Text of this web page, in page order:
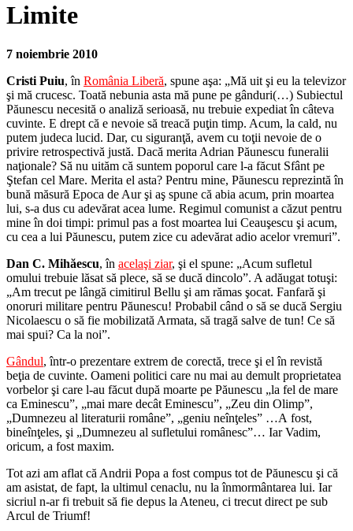
Limite
7 noiembrie 2010
Cristi Puiu, în România Liberă, spune aşa: „Mă uit şi eu la televizor
şi mă crucesc. Toată nebunia asta mă pune pe gânduri(…) Subiectul
Păunescu necesită o analiză serioasă, nu trebuie expediat în câteva
cuvinte. E drept că e nevoie să treacă puţin timp. Acum, la cald, nu
putem judeca lucid. Dar, cu siguranţă, avem cu toţii nevoie de o
privire retrospectivă justă. Dacă merita Adrian Păunescu funeralii
naţionale? Să nu uităm că suntem poporul care l-a făcut Sfânt pe
Ştefan cel Mare. Merita el asta? Pentru mine, Păunescu reprezintă în
bună măsură Epoca de Aur şi aş spune că abia acum, prin moartea
lui, s-a dus cu adevărat acea lume. Regimul comunist a căzut pentru
mine în doi timpi: primul pas a fost moartea lui Ceauşescu şi acum,
cu cea a lui Păunescu, putem zice cu adevărat adio acelor vremuri”.
Dan C. Mihăescu, în acelaşi ziar, şi el spune: „Acum sufletul
omului trebuie lăsat să plece, să se ducă dincolo”. A adăugat totuşi:
„Am trecut pe lângă cimitirul Bellu şi am rămas şocat. Fanfară şi
onoruri militare pentru Păunescu! Probabil când o să se ducă Sergiu
Nicolaescu o să fie mobilizată Armata, să tragă salve de tun! Ce să
mai spui? Ca la noi”.
Gândul, într-o prezentare extrem de corectă, trece şi el în revistă
beţia de cuvinte. Oameni politici care nu mai au demult proprietatea
vorbelor şi care l-au făcut după moarte pe Păunescu „la fel de mare
ca Eminescu”, „mai mare decât Eminescu”, „Zeu din Olimp”,
„Dumnezeu al literaturii române”, „geniu neînţeles” …A fost,
bineînţeles, şi „Dumnezeu al sufletului românesc”… Iar Vadim,
oricum, a fost maxim.
Tot azi am aflat că Andrii Popa a fost compus tot de Păunescu şi că
am asistat, de fapt, la ultimul cenaclu, nu la înmormântarea lui. Iar
sicriul n-ar fi trebuit să fie depus la Ateneu, ci trecut direct pe sub
Arcul de Triumf!